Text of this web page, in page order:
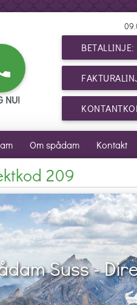
NU!
Om spådam Kontakt
209
Suss -